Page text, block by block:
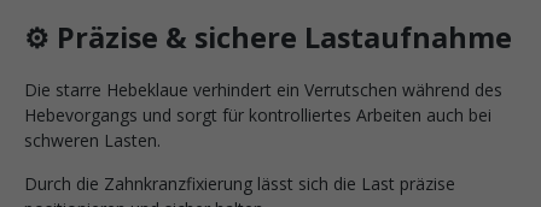
⚙️ Präzise & sichere Lastaufnahme
Die starre Hebeklaue verhindert ein Verrutschen während des
Hebevorgangs und sorgt für kontrolliertes Arbeiten auch bei
schweren Lasten.
Durch die Zahnkranzfixierung lässt sich die Last präzise